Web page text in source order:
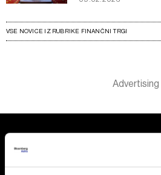
Odgovorna poraba vaših podatkov
VSE NOVICE IZ RUBRIKE FINANČNI TRGI